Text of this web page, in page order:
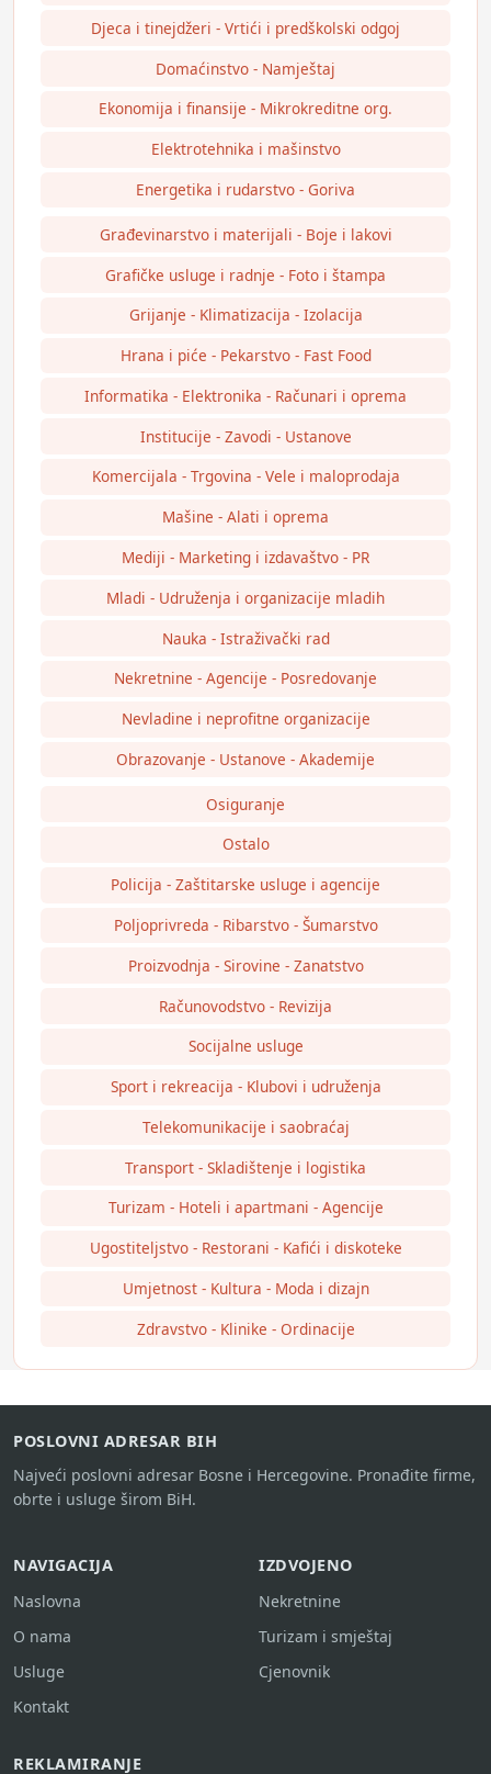
Djeca i tinejdžeri - Vrtići i predškolski odgoj
Domaćinstvo - Namještaj
Ekonomija i finansije - Mikrokreditne org.
Elektrotehnika i mašinstvo
Energetika i rudarstvo - Goriva
Građevinarstvo i materijali - Boje i lakovi
Grafičke usluge i radnje - Foto i štampa
Grijanje - Klimatizacija - Izolacija
Hrana i piće - Pekarstvo - Fast Food
Informatika - Elektronika - Računari i oprema
Institucije - Zavodi - Ustanove
Komercijala - Trgovina - Vele i maloprodaja
Mašine - Alati i oprema
Mediji - Marketing i izdavaštvo - PR
Mladi - Udruženja i organizacije mladih
Nauka - Istraživački rad
Nekretnine - Agencije - Posredovanje
Nevladine i neprofitne organizacije
Obrazovanje - Ustanove - Akademije
Osiguranje
Ostalo
Policija - Zaštitarske usluge i agencije
Poljoprivreda - Ribarstvo - Šumarstvo
Proizvodnja - Sirovine - Zanatstvo
Računovodstvo - Revizija
Socijalne usluge
Sport i rekreacija - Klubovi i udruženja
Telekomunikacije i saobraćaj
Transport - Skladištenje i logistika
Turizam - Hoteli i apartmani - Agencije
Ugostiteljstvo - Restorani - Kafići i diskoteke
Umjetnost - Kultura - Moda i dizajn
Zdravstvo - Klinike - Ordinacije
POSLOVNI ADRESAR BIH
Najveći poslovni adresar Bosne i Hercegovine. Pronađite firme,
obrte i usluge širom BiH.
NAVIGACIJA
Naslovna
O nama
Usluge
Kontakt
IZDVOJENO
Nekretnine
Turizam i smještaj
Cjenovnik
REKLAMIRANJE